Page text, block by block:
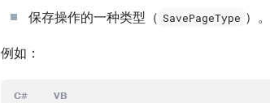
保存操作的一种类型（ SavePageType ）。
例如：
C# VB